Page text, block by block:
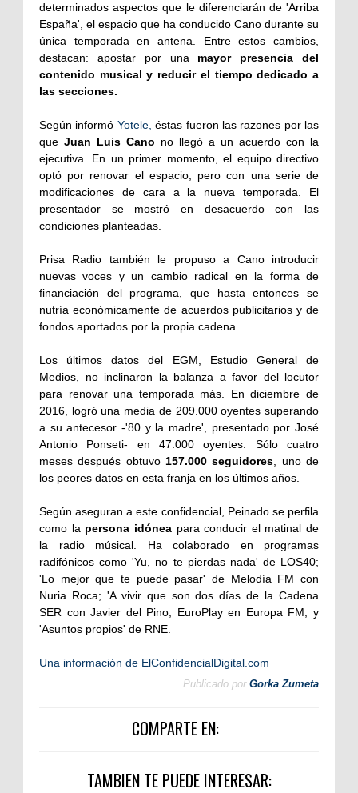
determinados aspectos que le diferenciarán de 'Arriba
España', el espacio que ha conducido Cano durante su
única temporada en antena. Entre estos cambios,
destacan: apostar por una mayor presencia del
contenido musical y reducir el tiempo dedicado a
las secciones.
Según informó Yotele, éstas fueron las razones por las
que Juan Luis Cano no llegó a un acuerdo con la
ejecutiva. En un primer momento, el equipo directivo
optó por renovar el espacio, pero con una serie de
modificaciones de cara a la nueva temporada. El
presentador se mostró en desacuerdo con las
condiciones planteadas.
Prisa Radio también le propuso a Cano introducir
nuevas voces y un cambio radical en la forma de
financiación del programa, que hasta entonces se
nutría económicamente de acuerdos publicitarios y de
fondos aportados por la propia cadena.
Los últimos datos del EGM, Estudio General de
Medios, no inclinaron la balanza a favor del locutor
para renovar una temporada más. En diciembre de
2016, logró una media de 209.000 oyentes superando
a su antecesor -'80 y la madre', presentado por José
Antonio Ponseti- en 47.000 oyentes. Sólo cuatro
meses después obtuvo 157.000 seguidores, uno de
los peores datos en esta franja en los últimos años.
Según aseguran a este confidencial, Peinado se perfila
como la persona idóneapara conducir el matinal de
la radio músical. Ha colaborado en programas
radifónicos como 'Yu, no te pierdas nada' de LOS40;
'Lo mejor que te puede pasar' de Melodía FM con
Nuria Roca; 'A vivir que son dos días de la Cadena
SER con Javier del Pino; EuroPlay en Europa FM; y
'Asuntos propios' de RNE.
Una información de ElConfidencialDigital.com
Publicado por Gorka Zumeta
COMPARTE EN:
TAMBIEN TE PUEDE INTERESAR: